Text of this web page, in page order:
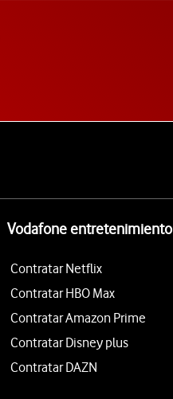
Vodafone entretenimiento
Contratar Netflix
Contratar HBO Max
Contratar Amazon Prime
Contratar Disney plus
Contratar DAZN